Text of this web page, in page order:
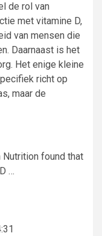
de rol van
met vitamine D,
van mensen die
Daarnaast is het
Het enige kleine
richt op
maar de
found that
…